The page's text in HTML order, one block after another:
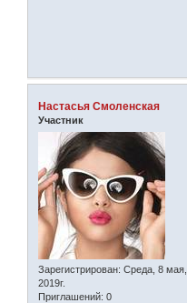
Настасья Смоленская
Участник
Зарегистрирован: Среда, 8 мая,
2019г.
Приглашений: 0